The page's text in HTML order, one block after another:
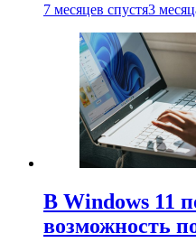
7 месяцев спустя3
В Windows 11
возможность